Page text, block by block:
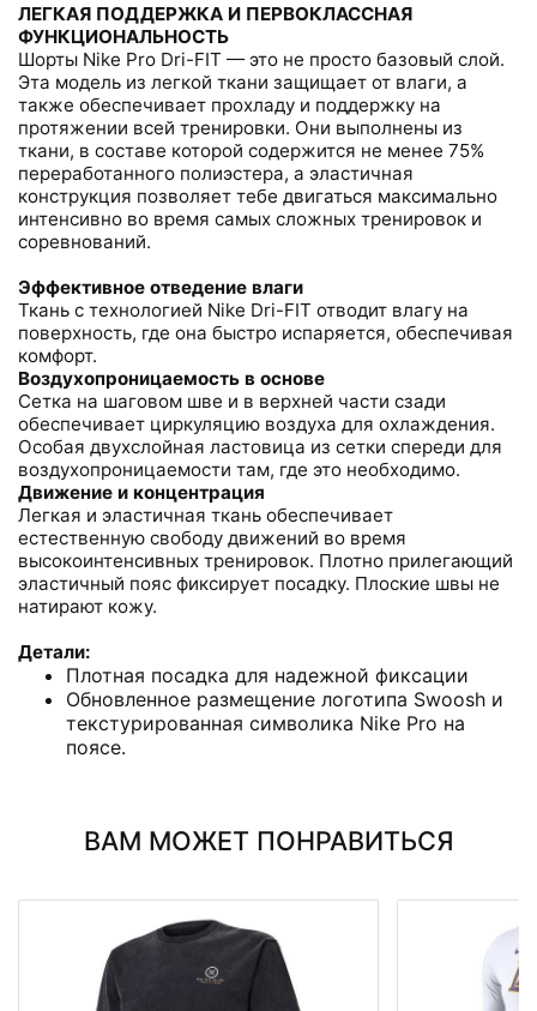
ЛЕГКАЯ ПОДДЕРЖКА И ПЕРВОКЛАССНАЯ
ФУНКЦИОНАЛЬНОСТЬ
Шорты Nike Pro Dri-FIT — это не просто базовый слой.
Эта модель из легкой ткани защищает от влаги, а
также обеспечивает прохладу и поддержку на
протяжении всей тренировки. Они выполнены из
ткани, в составе которой содержится не менее 75%
переработанного полиэстера, а эластичная
конструкция позволяет тебе двигаться максимально
интенсивно во время самых сложных тренировок и
соревнований.
Эффективное отведение влаги
Ткань с технологией Nike Dri-FIT отводит влагу на
поверхность, где она быстро испаряется, обеспечивая
комфорт.
Воздухопроницаемость в основе
Сетка на шаговом шве и в верхней части сзади
обеспечивает циркуляцию воздуха для охлаждения.
Особая двухслойная ластовица из сетки спереди для
воздухопроницаемости там, где это необходимо.
Движение и концентрация
Легкая и эластичная ткань обеспечивает
естественную свободу движений во время
высокоинтенсивных тренировок. Плотно прилегающий
эластичный пояс фиксирует посадку. Плоские швы не
натирают кожу.
Детали:
Плотная посадка для надежной фиксации
Обновленное размещение логотипа Swoosh и
текстурированная символика Nike Pro на
поясе.
ВАМ МОЖЕТ ПОНРАВИТЬСЯ